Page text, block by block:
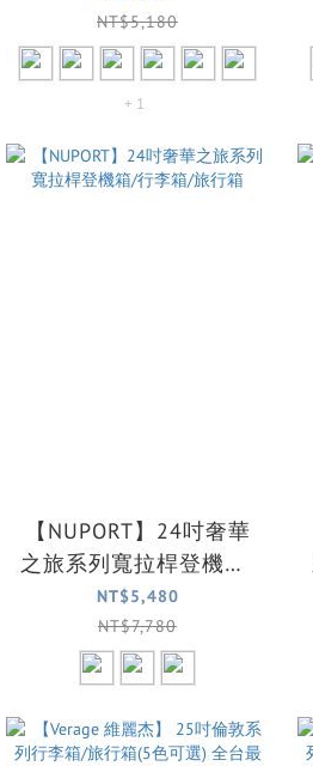
NT$5,180
+ 1
【NUPORT】24吋奢華
之旅系列寬拉桿登機箱/
行李箱/旅行箱
NT$5,480
NT$7,780